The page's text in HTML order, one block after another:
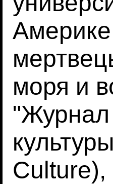
моря и
"Журнал
Culture),